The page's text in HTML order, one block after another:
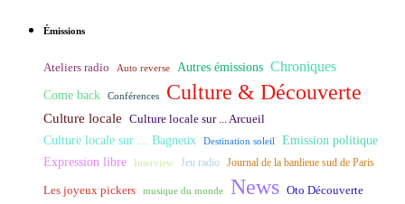
Émissions
Ateliers radio Auto reverse Autres émissions Chroniques
Come back Conférences Culture & Découverte
Culture locale Culture locale sur ... Arcueil
Culture locale sur ... Bagneux Destination soleil Emission politique
Expression libre Interview Jeu radio Journal de la banlieue sud de Paris
Les joyeux pickers musique du monde News Oto Découverte